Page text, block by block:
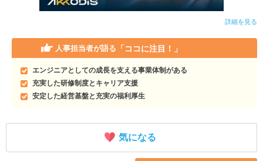
詳細を見る
人事担当者が語る 「ココに注目！」
エンジニアとしての成長を支える事業体制がある
充実した研修制度とキャリア支援
安定した経営基盤と充実の福利厚生
気になる